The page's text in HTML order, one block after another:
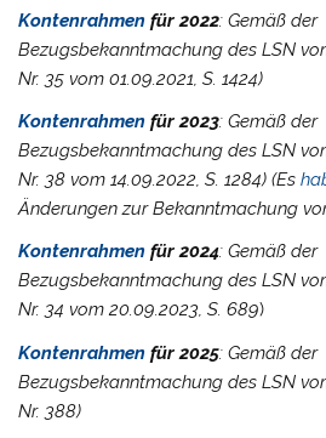
Kontenrahmen für 2022: Gemäß der
Bezugsbekanntmachung des LSN
Nr. 35 vom 01.09.2021, S. 1424)
Kontenrahmen für 2023: Gemäß der
Bezugsbekanntmachung des LSN
Nr. 38 vom 14.09.2022, S. 1284) (Es
Änderungen zur Bekanntmachung
Kontenrahmen für 2024: Gemäß der
Bezugsbekanntmachung des LSN
Nr. 34 vom 20.09.2023, S. 689)
Kontenrahmen für 2025: Gemäß der
Bezugsbekanntmachung des LSN
Nr. 388)